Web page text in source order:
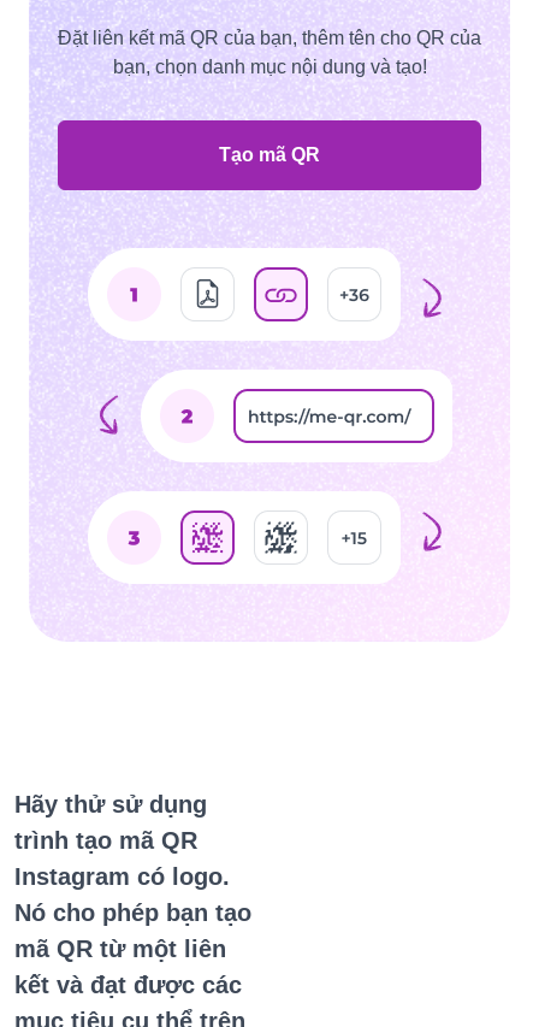
Đặt liên kết mã QR của bạn, thêm tên cho QR của
bạn, chọn danh mục nội dung và tạo!
Tạo mã QR
Hãy thử sử dụng
trình tạo mã QR
Instagram có logo.
Nó cho phép bạn tạo
mã QR từ một liên
kết và đạt được các
mục tiêu cụ thể trên